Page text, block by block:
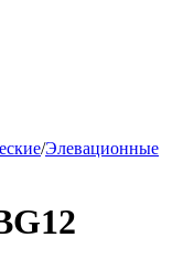
/Элевационные